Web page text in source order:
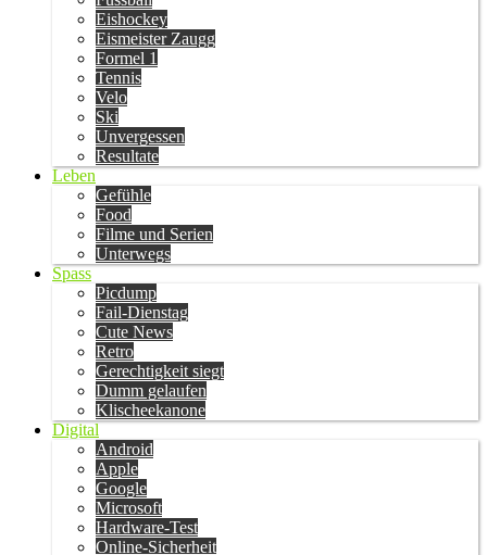
Eishockey
Eismeister Zaugg
Formel 1
Tennis
Velo
Ski
Unvergessen
Resultate
Leben
Gefühle
Food
Filme und Serien
Unterwegs
Spass
Picdump
Fail-Dienstag
Cute News
Retro
Gerechtigkeit siegt
Dumm gelaufen
Klischeekanone
Digital
Android
Apple
Google
Microsoft
Hardware-Test
Online-Sicherheit